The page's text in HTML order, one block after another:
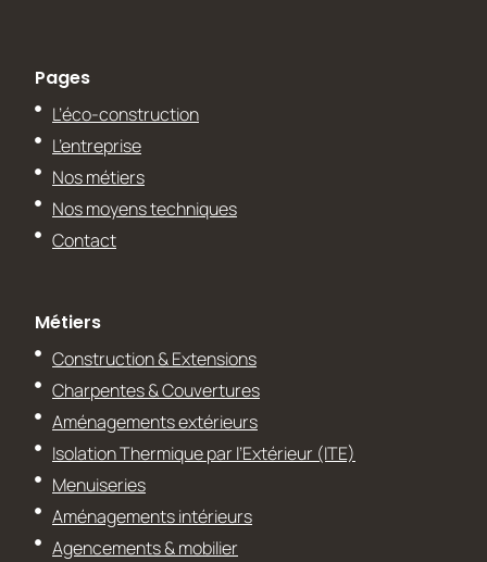
Pages
L’éco-construction
L’entreprise
Nos métiers
Nos moyens techniques
Contact
Métiers
Construction & Extensions
Charpentes & Couvertures
Aménagements extérieurs
Isolation Thermique par l’Extérieur (ITE)
Menuiseries
Aménagements intérieurs
Agencements & mobilier